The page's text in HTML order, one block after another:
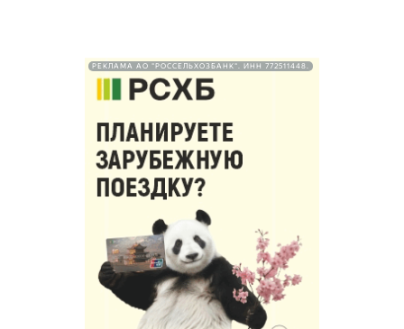
РЕКЛАМА АО "РОССЕЛЬХОЗБАНК". ИНН 772511448.